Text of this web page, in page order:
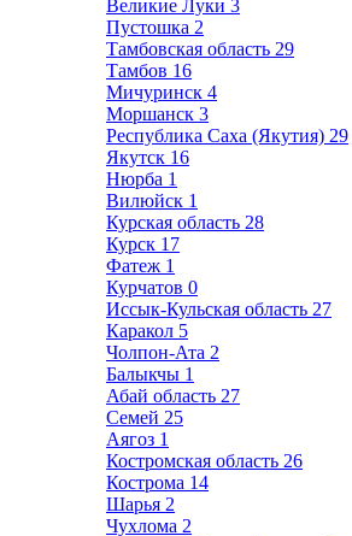
Великие Луки 3
Пустошка 2
Тамбовская область 29
Тамбов 16
Мичуринск 4
Моршанск 3
Республика Саха (Якутия) 29
Якутск 16
Нюрба 1
Вилюйск 1
Курская область 28
Курск 17
Фатеж 1
Курчатов 0
Иссык-Кульская область 27
Каракол 5
Чолпон-Ата 2
Балыкчы 1
Абай область 27
Семей 25
Аягоз 1
Костромская область 26
Кострома 14
Шарья 2
Чухлома 2